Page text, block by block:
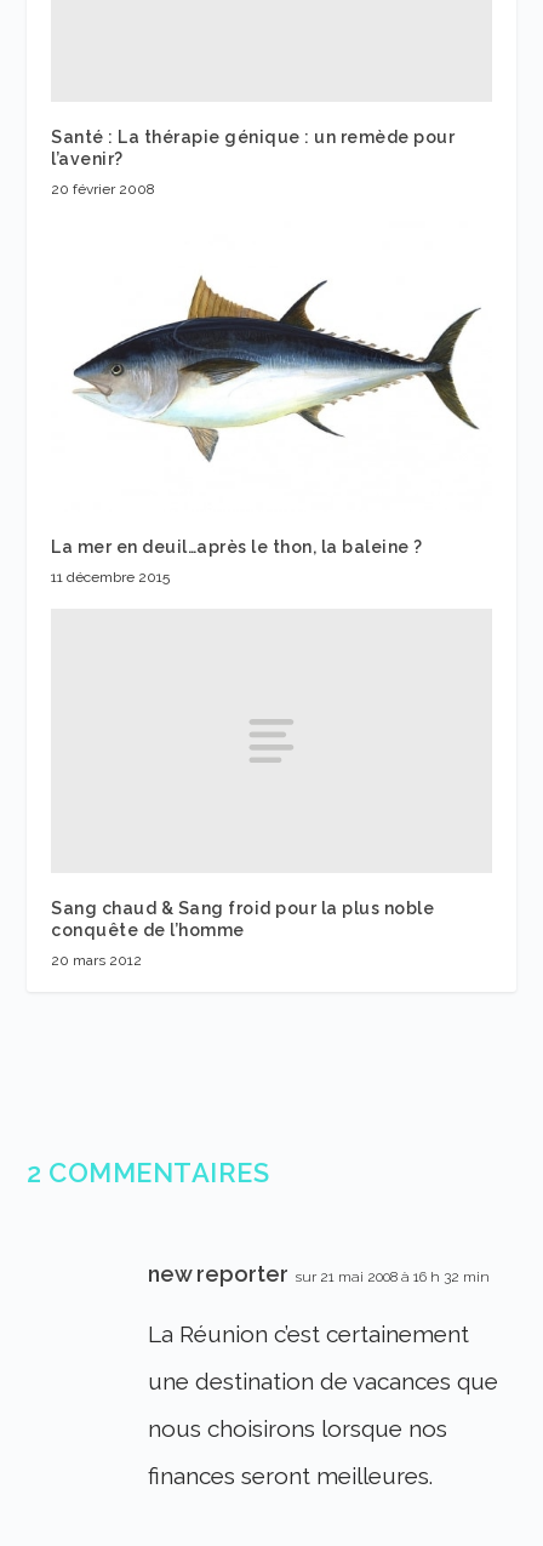
Santé : La thérapie génique : un remède pour
l’avenir?
20 février 2008
La mer en deuil…après le thon, la baleine ?
11 décembre 2015
Sang chaud & Sang froid pour la plus noble
conquête de l’homme
20 mars 2012
2 COMMENTAIRES
new reporter sur 21 mai 2008 à 16 h 32 min
La Réunion c’est certainement
une destination de vacances que
nous choisirons lorsque nos
finances seront meilleures.